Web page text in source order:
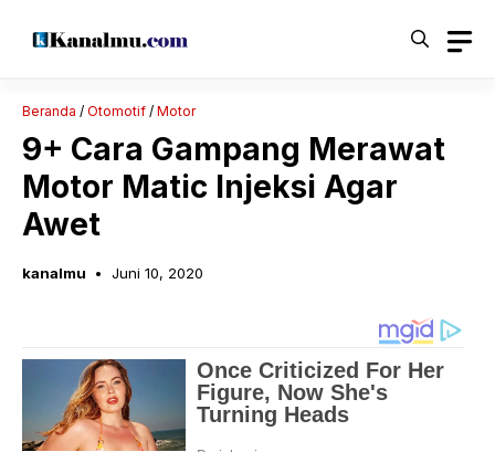
Beranda / Otomotif / Motor
9+ Cara Gampang Merawat
Motor Matic Injeksi Agar
Awet
kanalmu Juni 10, 2020